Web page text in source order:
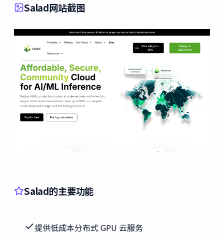
Salad网站截图
Salad的主要功能
提供低成本分布式 GPU 云服务